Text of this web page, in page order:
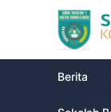
Berita